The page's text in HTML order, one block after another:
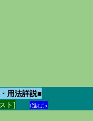
用法詳説■
ト] (進む)>